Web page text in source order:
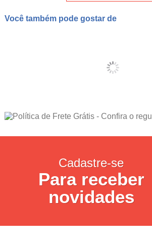
Você também pode gostar de
Cadastre-se
Para receber
novidades